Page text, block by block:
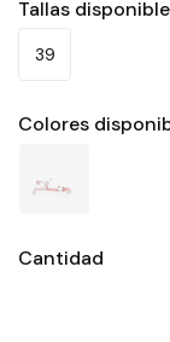
Tallas
39
Colores
Cantidad